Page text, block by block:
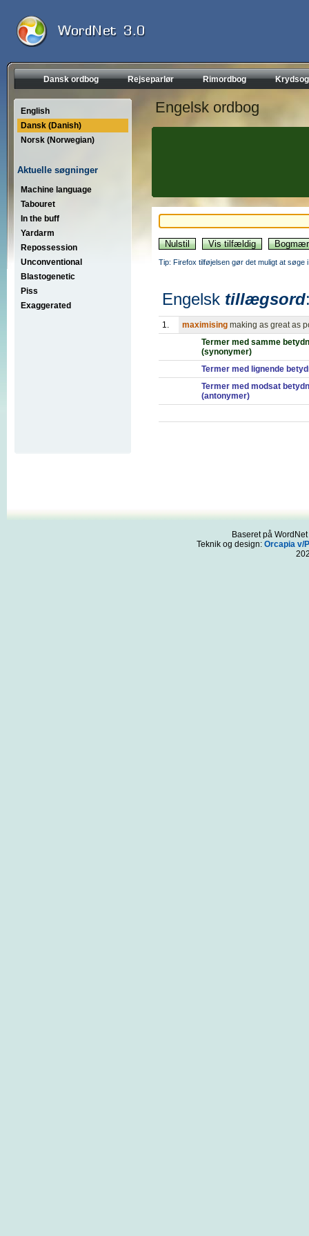
Dansk ordbog Rejseparlør Rimordbog
English
Dansk (Danish)
Norsk (Norwegian)
Aktuelle søgninger
Machine language
Tabouret
In the buff
Yardarm
Repossession
Unconventional
Blastogenetic
Piss
Exaggerated
Engelsk ordbog
Tip: Firefox tilføjelsen gør det muligt at søge
Engelsk tillægsord
1. maximising making as great as
Termer med samme
(synonymer)
Termer med lignende
Termer med modsat
(antonymer)
Baseret på
Teknik og design: Orcapia v/